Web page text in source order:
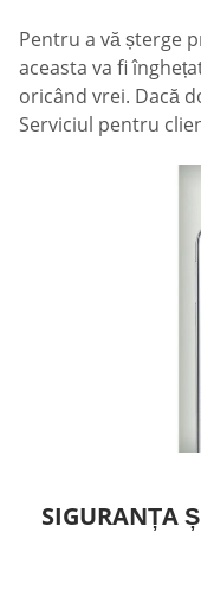
Pentru a vă șterge
aceasta va fi
oricând vrei. Dacă
Serviciul pentru
SIGURANȚA